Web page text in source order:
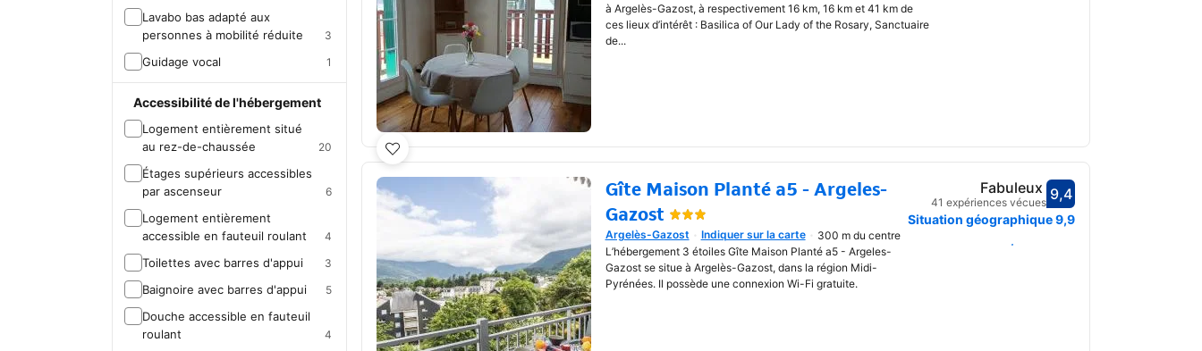
Lavabo bas adapté aux
personnes à mobilité réduite
3
Guidage vocal 1
Accessibilité de l'hébergement
Logement entièrement situé
au rez-de-chaussée
20
Étages supérieurs accessibles
par ascenseur
6
Logement entièrement
accessible en fauteuil roulant
4
Toilettes avec barres d'appui 3
Baignoire avec barres d'appui 5
Douche accessible en fauteuil
roulant
4
à Argelès-Gazost, à respectivement 16 km, 16 km et 41 km de
ces lieux d’intérêt : Basilica of Our Lady of the Rosary, Sanctuaire
de...
Gîte Maison Planté a5 - Argeles-
Gazost
Une nouvelle fenêtre va s'ouvrir
Argelès-Gazost Indiquer sur la carte
300 m du centre
L’hébergement 3 étoiles Gîte Maison Planté a5 - Argeles-
Gazost se situe à Argelès-Gazost, dans la région Midi-
Pyrénées. Il possède une connexion Wi-Fi gratuite.
Avec une note de 9,4
9,4
Fabuleux
41 expériences vécues
Situation géographique9,9
Choisir des dates